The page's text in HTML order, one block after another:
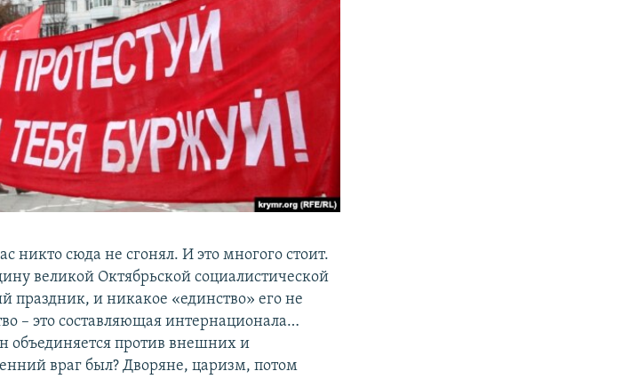
никто сюда не сгонял. И это многого стоит.
великой Октябрьской социалистической
и никакое «единство» его не
– это составляющая интернационала…
объединяется против внешних и
враг был? Дворяне, царизм, потом